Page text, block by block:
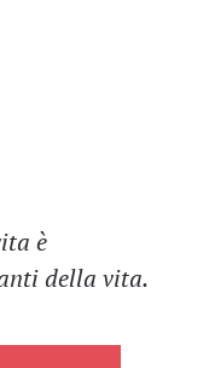
è
della vita.